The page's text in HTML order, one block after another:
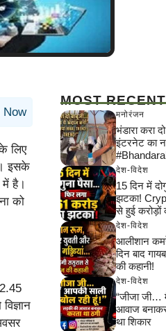
Now
लिए
इसके
में है।
को
MOST RECENT
मनोरंजन
भंडारा करा
इंटरनेट का
देश-विदेश
15 दिन में
झटका!
से हुई करोड़ों
देश-विदेश
आलीशान
दिन बाद
की कहानी!
देश-विदेश
“जीजा जी…
आवाज
था शिकार